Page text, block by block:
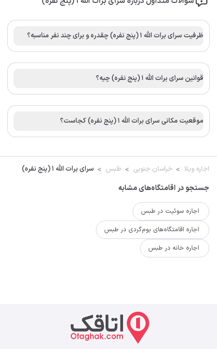
ظرفیت سرای برات الله 1 (پنج نفره) چقدره و برای چند نفر مناسبه؟
قوانین سرای برات الله 1 (پنج نفره) چیه؟
موقعیت مکانی سرای برات الله 1 (پنج نفره) کجاست؟
اجاره ویلا خراسان جنوبی طبس سرای برات الله 1 (پنج نفره)
جستجو در اقامتگاه‌های مشابه
اجاره سوئیت در طبس
اجاره اقامتگاه‌های بوم‌گردی در طبس
اجاره خانه در طبس